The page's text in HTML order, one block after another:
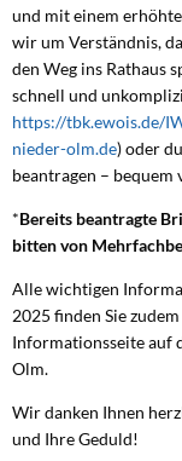
und mit einem
wir um Verständnis,
den Weg ins Rathaus
schnell und
https://tbk.ewois.de/
nieder-olm.de) oder
beantragen – bequem
*Bereits beantragte
bitten von
Alle wichtigen
2025 finden Sie
Informationsseite auf
Olm.
Wir danken Ihnen
und Ihre Geduld!